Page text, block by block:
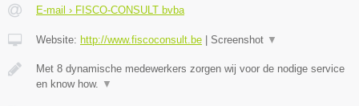
E-mail › FISCO-CONSULT bvba
Website: http://www.fiscoconsult.be Screenshot ▼
Met 8 dynamische medewerkers zorgen wij voor de nodige service
en know how. ▼